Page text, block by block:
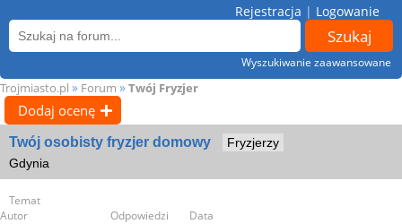
Wyszukiwanie zaawansowane
Rejestracja | Logowanie
Trojmiasto.pl » Forum » Twój Fryzjer
Dodaj ocenę
Twój osobisty fryzjer domowy
Fryzjerzy
Gdynia
Temat
Autor
Odpowiedzi Data